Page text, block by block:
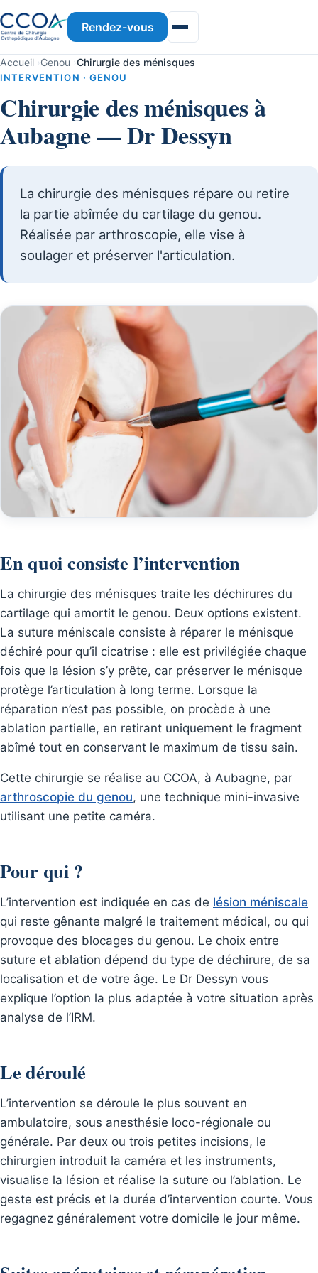
Rendez-vous
Accueil ›Genou ›Chirurgie des ménisques
INTERVENTION · GENOU
Chirurgie des ménisques à
Aubagne — Dr Dessyn
La chirurgie des ménisques répare ou retire
la partie abîmée du cartilage du genou.
Réalisée par arthroscopie, elle vise à
soulager et préserver l'articulation.
En quoi consiste l’intervention
La chirurgie des ménisques traite les déchirures du
cartilage qui amortit le genou. Deux options existent.
La suture méniscale consiste à réparer le ménisque
déchiré pour qu’il cicatrise : elle est privilégiée chaque
fois que la lésion s’y prête, car préserver le ménisque
protège l’articulation à long terme. Lorsque la
réparation n’est pas possible, on procède à une
ablation partielle, en retirant uniquement le fragment
abîmé tout en conservant le maximum de tissu sain.
Cette chirurgie se réalise au CCOA, à Aubagne, par
arthroscopie du genou, une technique mini-invasive
utilisant une petite caméra.
Pour qui ?
L’intervention est indiquée en cas de lésion méniscale
qui reste gênante malgré le traitement médical, ou qui
provoque des blocages du genou. Le choix entre
suture et ablation dépend du type de déchirure, de sa
localisation et de votre âge. Le Dr Dessyn vous
explique l’option la plus adaptée à votre situation après
analyse de l’IRM.
Le déroulé
L’intervention se déroule le plus souvent en
ambulatoire, sous anesthésie loco-régionale ou
générale. Par deux ou trois petites incisions, le
chirurgien introduit la caméra et les instruments,
visualise la lésion et réalise la suture ou l’ablation. Le
geste est précis et la durée d’intervention courte. Vous
regagnez généralement votre domicile le jour même.